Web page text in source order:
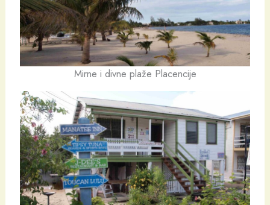
Mirne i divne plaže Placencije